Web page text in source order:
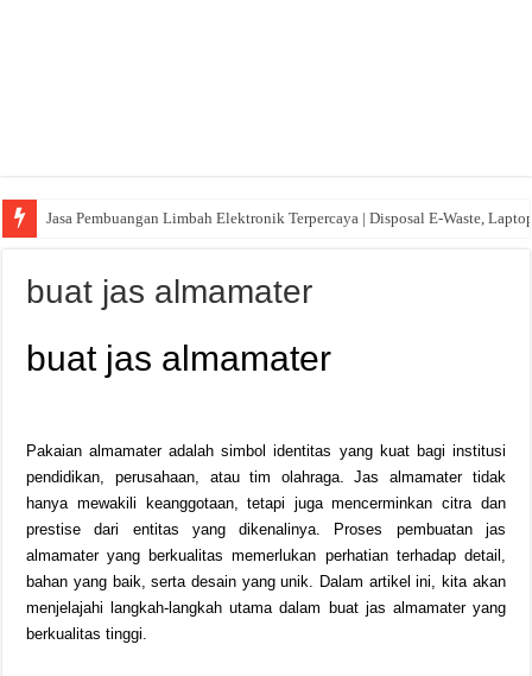
Jasa Pembuangan Limbah Elektronik Terpercaya | Disposal E-Waste,
buat jas almamater
buat jas almamater
Pakaian almamater adalah simbol identitas yang kuat bagi institusi
pendidikan, perusahaan, atau tim olahraga. Jas almamater tidak
hanya mewakili keanggotaan, tetapi juga mencerminkan citra dan
prestise dari entitas yang dikenalinya. Proses pembuatan jas
almamater yang berkualitas memerlukan perhatian terhadap detail,
bahan yang baik, serta desain yang unik. Dalam artikel ini, kita akan
menjelajahi langkah-langkah utama dalam buat jas almamater yang
berkualitas tinggi.